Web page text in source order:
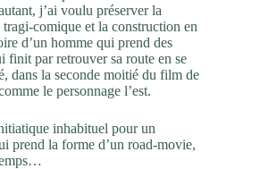
j’ai voulu préserver la
comique et la construction en
d’un homme qui prend des
finit par retrouver sa route en se
dans la seconde moitié du film de
le personnage l’est.
inhabituel pour un
prend la forme d’un road-movie,